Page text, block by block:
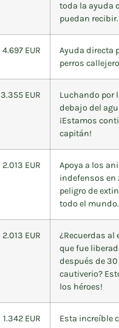
toda la ayuda
puedan recibir.
4.697 EUR
Ayuda directa
perros
3.355 EUR
Luchando por
debajo del
¡Estamos
capitán!
2.013 EUR
Apoya a los
indefensos en
peligro de
todo el mundo.
2.013 EUR
¿Recuerdas al
que fue
después de
cautiverio?
los héroes!
1.342 EUR
Esta increíble